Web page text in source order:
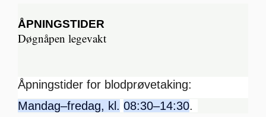
ÅPNINGSTIDER
Døgnåpen legevakt
Åpningstider for blodprøvetaking:
Mandag–fredag, kl. 08:30–14:30.